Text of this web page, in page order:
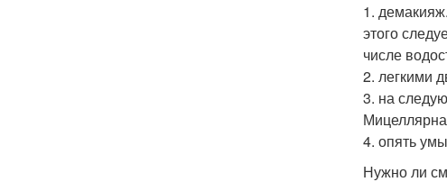
1.
этого
числе
2. легкими
3. на
4. опять
Нужно ли